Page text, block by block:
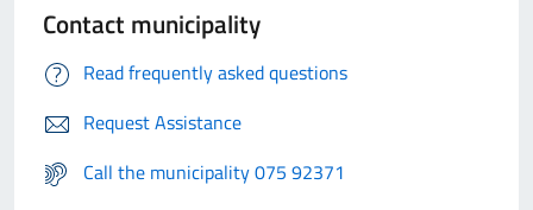
Contact municipality
Read frequently asked questions
Request Assistance
Call the municipality 075 92371